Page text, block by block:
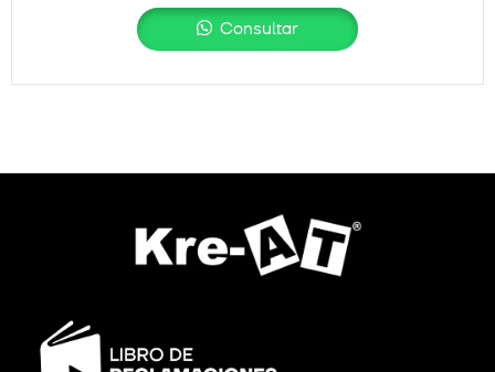
Consultar